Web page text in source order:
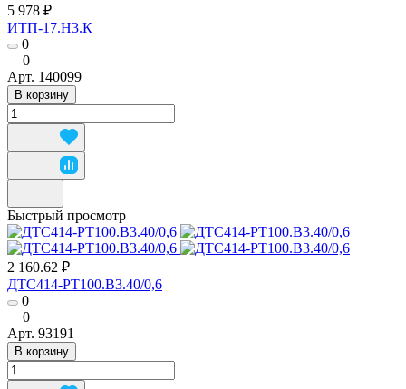
5 978 ₽
ИТП-17.Н3.К
0
0
Арт. 140099
В корзину
Быстрый просмотр
2 160.62 ₽
ДТС414-РТ100.В3.40/0,6
0
0
Арт. 93191
В корзину